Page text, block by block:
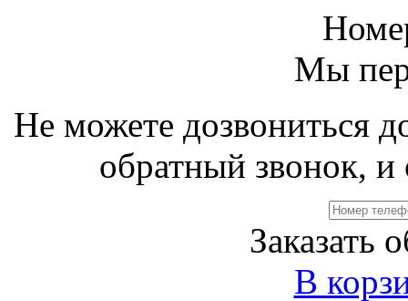
Мы
Не можете дозвониться
обратный звонок, и
Заказать
В